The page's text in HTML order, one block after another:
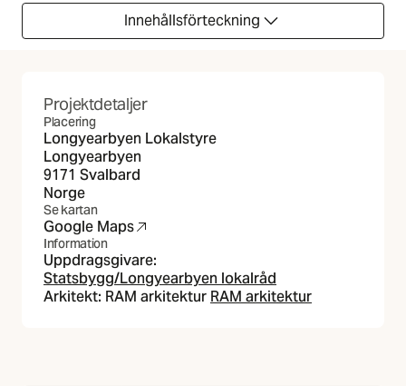
Innehållsförteckning
Projektdetaljer
Placering
Longyearbyen Lokalstyre
Longyearbyen
9171 Svalbard
Norge
Se kartan
Google Maps
(Öppnas i ny flik)
Information
Uppdragsgivare:
Statsbygg/Longyearbyen lokalråd
Arkitekt: RAM arkitektur RAM arkitektur